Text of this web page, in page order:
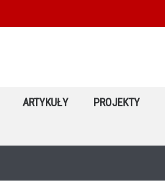
ARTYKUŁY PROJEKTY